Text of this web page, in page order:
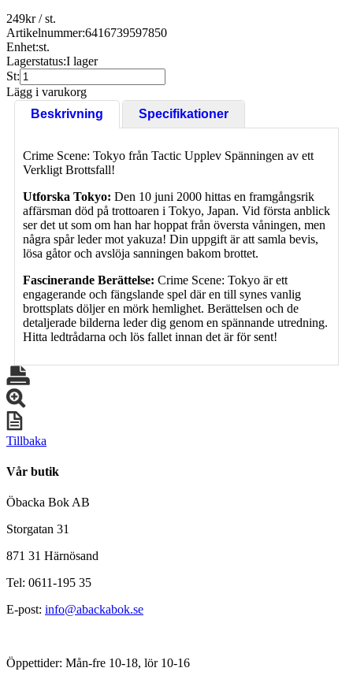
249kr/ st.
Artikelnummer:6416739597850
Enhet:st.
Lagerstatus:I lager
St:
Lägg i varukorg
Beskrivning
Specifikationer
Crime Scene: Tokyo från Tactic Upplev Spänningen av ett
Verkligt Brottsfall!
Utforska Tokyo: Den 10 juni 2000 hittas en framgångsrik
affärsman död på trottoaren i Tokyo, Japan. Vid första anblick
ser det ut som om han har hoppat från översta våningen, men
några spår leder mot yakuza! Din uppgift är att samla bevis,
lösa gåtor och avslöja sanningen bakom brottet.
Fascinerande Berättelse: Crime Scene: Tokyo är ett
engagerande och fängslande spel där en till synes vanlig
brottsplats döljer en mörk hemlighet. Berättelsen och de
detaljerade bilderna leder dig genom en spännande utredning.
Hitta ledtrådarna och lös fallet innan det är för sent!
Tillbaka
Vår butik
Öbacka Bok AB
Storgatan 31
871 31 Härnösand
Tel: 0611-195 35
E-post: info@abackabok.se
Öppettider: Mån-fre 10-18, lör 10-16